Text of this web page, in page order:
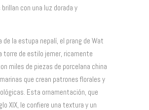
con una luz dorada y
de la estupa nepalí, el prang de Wat
torre de estilo jemer, ricamente
miles de piezas de porcelana china
que crean patrones florales y
Esta ornamentación, que
XIX, le confiere una textura y un